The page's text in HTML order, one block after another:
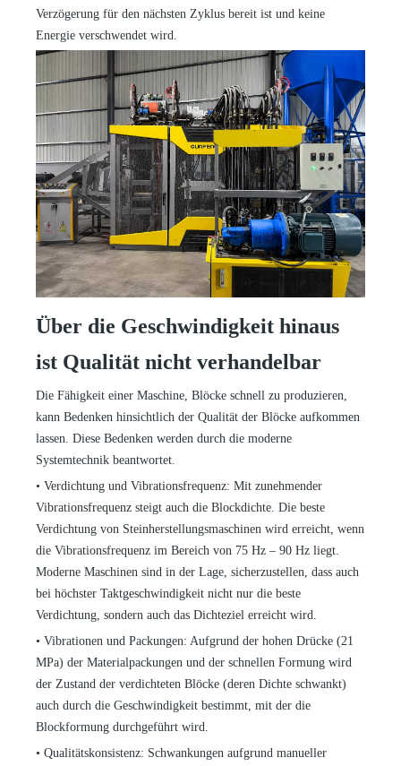
Verzögerung für den nächsten Zyklus bereit ist und keine
Energie verschwendet wird.
Über die Geschwindigkeit hinaus
ist Qualität nicht verhandelbar
Die Fähigkeit einer Maschine, Blöcke schnell zu produzieren,
kann Bedenken hinsichtlich der Qualität der Blöcke aufkommen
lassen. Diese Bedenken werden durch die moderne
Systemtechnik beantwortet.
• Verdichtung und Vibrationsfrequenz: Mit zunehmender
Vibrationsfrequenz steigt auch die Blockdichte. Die beste
Verdichtung von Steinherstellungsmaschinen wird erreicht, wenn
die Vibrationsfrequenz im Bereich von 75 Hz – 90 Hz liegt.
Moderne Maschinen sind in der Lage, sicherzustellen, dass auch
bei höchster Taktgeschwindigkeit nicht nur die beste
Verdichtung, sondern auch das Dichteziel erreicht wird.
• Vibrationen und Packungen: Aufgrund der hohen Drücke (21
MPa) der Materialpackungen und der schnellen Formung wird
der Zustand der verdichteten Blöcke (deren Dichte schwankt)
auch durch die Geschwindigkeit bestimmt, mit der die
Blockformung durchgeführt wird.
• Qualitätskonsistenz: Schwankungen aufgrund manueller